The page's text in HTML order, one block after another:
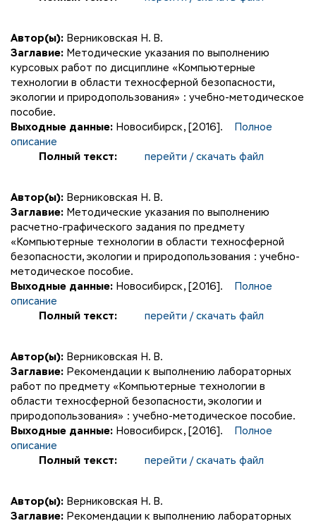
Автор(ы): Верниковская Н. В.
Заглавие: Методические указания по выполнению
курсовых работ по дисциплине «Компьютерные
технологии в области техносферной безопасности,
экологии и природопользования» : учебно-методическое
пособие.
Выходные данные: Новосибирск, [2016].
Полное
описание
Полный текст:
перейти / скачать файл
Автор(ы): Верниковская Н. В.
Заглавие: Методические указания по выполнению
расчетно-графического задания по предмету
«Компьютерные технологии в области техносферной
безопасности, экологии и природопользования : учебно-
методическое пособие.
Выходные данные: Новосибирск, [2016].
Полное
описание
Полный текст:
перейти / скачать файл
Автор(ы): Верниковская Н. В.
Заглавие: Рекомендации к выполнению лабораторных
работ по предмету «Компьютерные технологии в
области техносферной безопасности, экологии и
природопользования» : учебно-методическое пособие.
Выходные данные: Новосибирск, [2016].
Полное
описание
Полный текст:
перейти / скачать файл
Автор(ы): Верниковская Н. В.
Заглавие: Рекомендации к выполнению лабораторных